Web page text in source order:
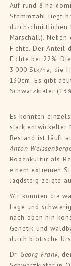
Auf rund 8 ha
Stammzahl liegt
durchschnittlichen
Marschall). Neben
Fichte. Der Anteil
Fichte bei 22%.
3.000 Stk/ha, die
130cm. Es gibt
Schwarzkiefer
Es konnten
stark entwickelter
Bestand ist läuft
Anton
Bodenkultur als
einem extremen
Jagdsteig zeigte
Wir konnten die
Lage und
nach oben hin
Genetik und
durch biotische
Dr. Georg Frank,